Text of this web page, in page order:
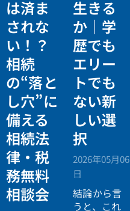
は済ま
されな
い！？
相続
の“落と
し穴”に
備える
相続法
律・税
務無料
相談会
生きる
か｜学
歴でも
エリー
トでも
ない新
しい選
択
2026年05月06
日
結論から言
うと、これ